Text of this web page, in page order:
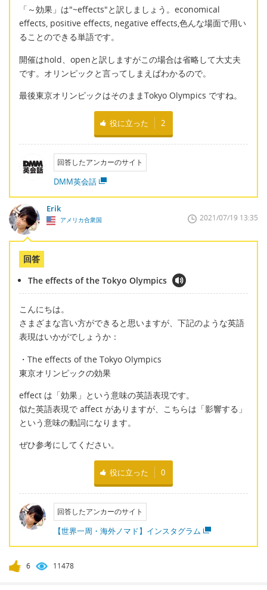
「～効果」は"~effects"と訳しましょう。economical
effects, positive effects, negative effects,色んな場面で用い
ることのできる単語です。
開催はhold、openと訳しますがこの場合は省略して大丈夫
です。オリンピックと言ってしまえばわかるので。
最後東京オリンピックはそのままTokyo Olympics ですね。
役に立った 2
回答したアンカーのサイト
DMM英会話
Erik
アメリカ合衆国 2021/07/19 13:35
回答
The effects of the Tokyo Olympics
こんにちは。
さまざまな言い方ができると思いますが、下記のような英語
表現はいかがでしょうか：
・The effects of the Tokyo Olympics
東京オリンピックの効果
effect は「効果」という意味の英語表現です。
似た英語表現で affect がありますが、こちらは「影響する」
という意味の動詞になります。
ぜひ参考にしてください。
役に立った 0
回答したアンカーのサイト
【世界一周・海外ノマド】インスタグラム
6 11478